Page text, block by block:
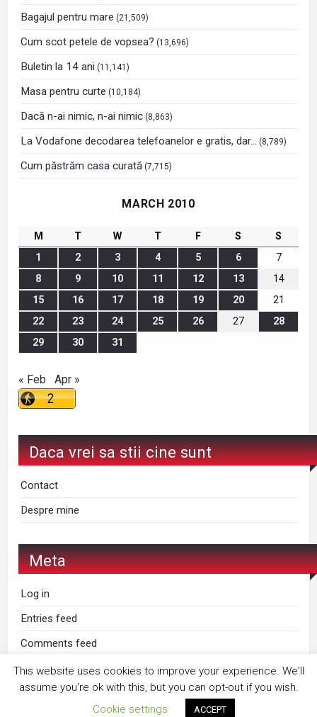
Bagajul pentru mare (21,509)
Cum scot petele de vopsea? (13,696)
Buletin la 14 ani (11,141)
Masa pentru curte (10,184)
Dacă n-ai nimic, n-ai nimic (8,863)
La Vodafone decodarea telefoanelor e gratis, dar… (8,789)
Cum păstrăm casa curată (7,715)
MARCH 2010
M T W T F S
S
1
2 3 4 5 6
7
8
9 10 11 12 13
14
15
16 17 18 19 20
21
22
23 24 25 26 27
28
29
30 31
« Feb Apr »
Daca vrei sa stii cine sunt
Contact
Despre mine
Meta
Log in
Entries feed
Comments feed
WordPress.org
This website uses cookies to improve your experience. We'll
assume you're ok with this, but you can opt-out if you wish.
Cookie settings
ACCEPT